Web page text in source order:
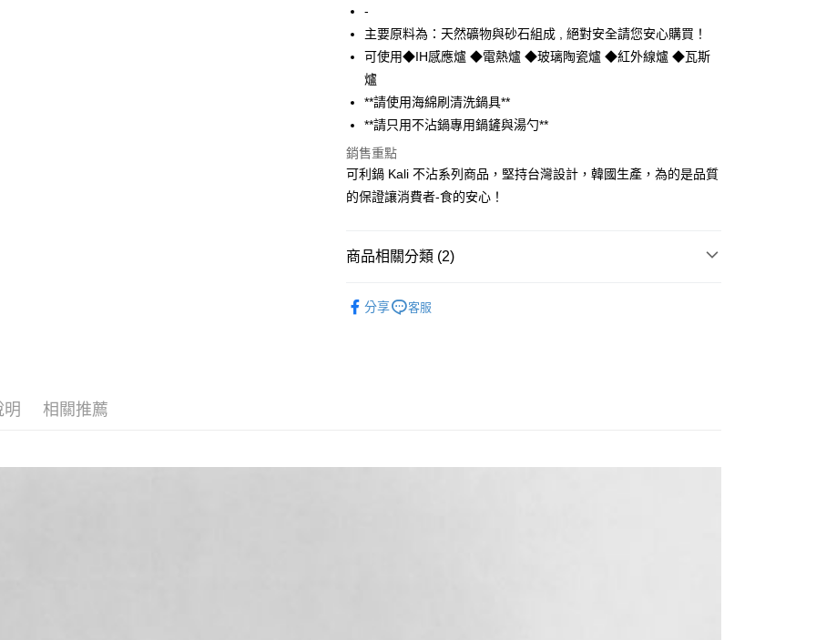
完成交易。
3.實際核准額度、可分期數及費用金額請依後續交易確認頁面所載為準。
4.訂單成立30分鐘內，如未前往確認交易或遇審核未通過，訂單將自動取
消。如遇「轉專審核」未通過狀況，表示未達大哥付你分期系統評分，恕
無法說明評估內容。
【繳款方式說明】
醒簡訊。
2.透過簡訊連結打開帳單後，可選擇「超商條碼／台灣大直營門市／銀行轉
用戶於交易時，得透過本服務購買商品或服務，並由商店將買賣／分期付
款買賣價金債權讓與本公司後，依約使用本公司帳單繳交帳款。
資料（包含姓名、電話或地址）提供予台灣大哥大進項蒐集、處理及利
用，由本公司與您本人進行分期帳單所需資料之確認、核對及更正。
相關說明
【關於「AFTEE先享後付」】
AFTEE先享後付是「在收到商品之後才付款」的支付方式。 讓您購物簡單
便利好安心！
１．簡單：不需註冊會員、不需綁卡、不需儲值。
３．安心：先確認商品／服務後，再付款。
１．於結帳方式選擇「AFTEE先享後付」後，將跳轉至「AFTEE先享後
付」結帳頁面，進行簡訊認證並確認金額後，即可完成結帳。
２．訂單成立數日內，您將收到繳費通知簡訊。
３．收到繳費通知簡訊後14天內，點擊此簡訊中的連結，可透過四大超商
絡購買商品的店家。未經商家同意取消之訂單仍視為有效，需透過AFTEE
是否繳費成功／繳費後需取消欲退款等相關疑問，請聯繫「AFTEE先享後
「AFTEE先享後付」，若未經同意申辦者引起之損失，本公司不負相關責
ATM付款
運送方式
付款後全家取貨
每筆NT$70，滿NT$899(含以上)免運費
付款後7-11取貨
宅配
京站台北店客服中心(1F星巴克旁) 即日起不提供京站紙袋，取件時
-
主要原料為：天然礦物與砂石組成 , 絕對安全請您安心購買！
可使用◆IH感應爐 ◆電熱爐 ◆玻璃陶瓷爐 ◆紅外線爐 ◆瓦斯
爐
**請使用海綿刷清洗鍋具**
**請只用不沾鍋專用鍋鏟與湯勺**
銷售重點
可利鍋 Kali 不沾系列商品，堅持台灣設計，韓國生產，為的是品質
的保證讓消費者-食的安心！
商品相關分類 (2)
分享 客服
明 相關推薦